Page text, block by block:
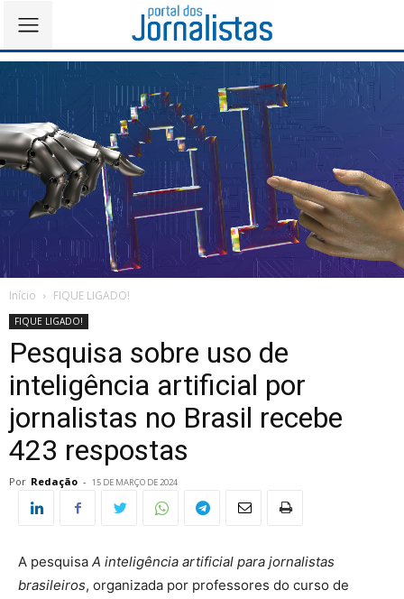
Início FIQUE LIGADO!
FIQUE LIGADO!
Pesquisa sobre uso de
inteligência artificial por
jornalistas no Brasil recebe
423 respostas
Por Redação - 15 DE MARÇO DE 2024
A pesquisa A inteligência artificial para jornalistas
brasileiros, organizada por professores do curso de